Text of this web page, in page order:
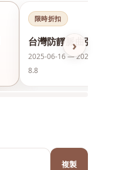
›
限時折扣
台灣防靜脈曲張襪保護美
2025-06-16 — 2026-12-31
8.8
複製